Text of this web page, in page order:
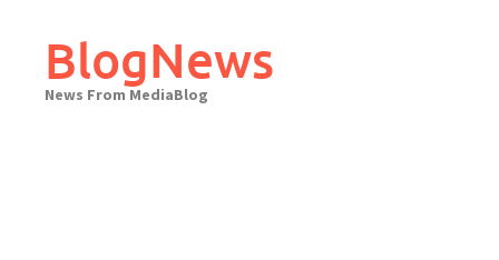
contentBlogNews
News From MediaBlog